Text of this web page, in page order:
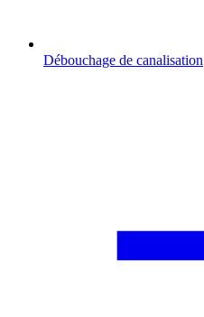
Débouchage de canalisation